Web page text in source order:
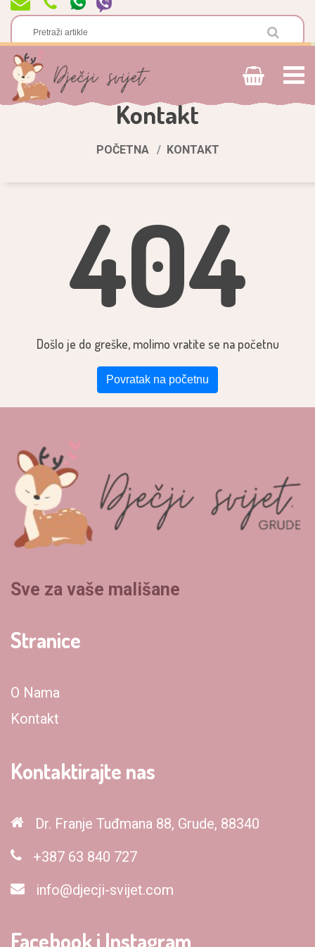
Kontakt
POČETNA KONTAKT
404
Došlo je do greške, molimo vratite se na početnu
Povratak na početnu
Sve za vaše mališane
Stranice
O Nama
Kontakt
Kontaktirajte nas
Dr. Franje Tuđmana 88, Grude, 88340
+387 63 840 727
info@djecji-svijet.com
Facebook i Instagram